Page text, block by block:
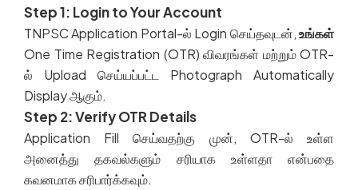
Step 1: Login to Your Account
TNPSC Application Portal-ல் Login செய்தவுடன்,உங்கள்
One Time Registration (OTR) விவரங்கள் மற்றும்OTR-
ல் Upload செய்யப்பட்ட
Photograph Automatically
Displayஆகும்.
Step 2: Verify OTR Details
Application Fillசெய்வதற்கு முன், OTR-ல்
உள்ள
அனைத்து
தகவல்களும் சரியாக உள்ளதா
என்பதை
கவனமாகசரிபார்க்கவும்.